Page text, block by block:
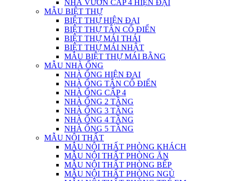
NHÀ VƯỜN CẤP 4 HIỆN ĐẠI
MẪU BIỆT THỰ
BIỆT THỰ HIỆN ĐẠI
BIỆT THỰ TÂN CỔ ĐIỂN
BIỆT THỰ MÁI THÁI
BIỆT THỰ MÁI NHẬT
MẪU BIỆT THỰ MÁI BẰNG
MẪU NHÀ ỐNG
NHÀ ỐNG HIỆN ĐẠI
NHÀ ỐNG TÂN CỔ ĐIỂN
NHÀ ỐNG CẤP 4
NHÀ ỐNG 2 TẦNG
NHÀ ỐNG 3 TẦNG
NHÀ ỐNG 4 TẦNG
NHÀ ỐNG 5 TẦNG
MẪU NỘI THẤT
MẪU NỘI THẤT PHÒNG KHÁCH
MẪU NỘI THẤT PHÒNG ĂN
MẪU NỘI THẤT PHÒNG BẾP
MẪU NỘI THẤT PHÒNG NGỦ